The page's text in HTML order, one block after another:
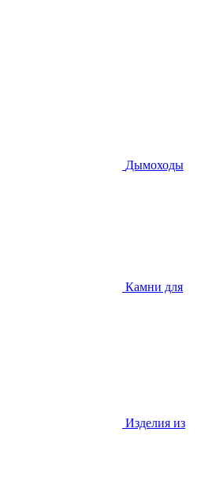
Дымоходы
Камни для
Изделия из